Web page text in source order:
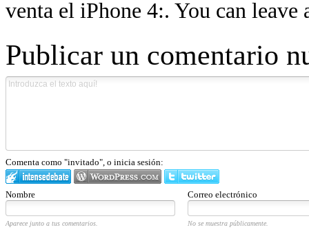
venta el iPhone 4:. You can leave
Publicar un comentario
Comenta como "invitado", o inicia sesión:
Nombre Correo electrónico
Aparece junto a tus comentarios. No se muestra públicamente.